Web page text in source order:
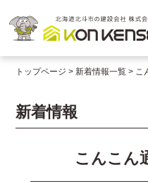
トップページ 新着情報一覧 こ
新着情報
こんこん